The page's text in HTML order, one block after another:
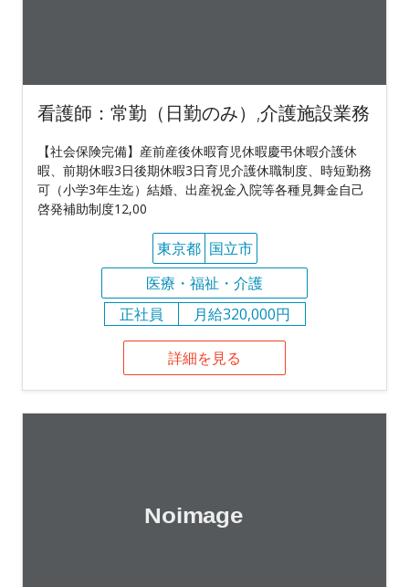
看護師：常勤（日勤のみ）,介護施設業務
【社会保険完備】産前産後休暇育児休暇慶弔休暇介護休
暇、前期休暇3日後期休暇3日育児介護休職制度、時短勤務
可（小学3年生迄）結婚、出産祝金入院等各種見舞金自己
啓発補助制度12,00
東京都 国立市
医療・福祉・介護
正社員
月給320,000円
詳細を見る